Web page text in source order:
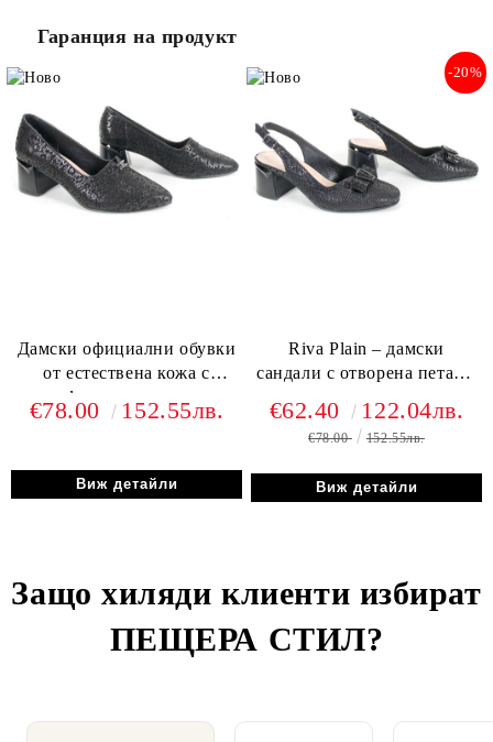
Гаранция на продукт
Дамски официални обувки
от естествена кожа с
перфорация в черно –
модел Civella
€78.00 152.55лв.
Виж детайли
Riva Plain – дамски
сандали с отворена пета от
-20%
€62.40 122.04лв.
€78.00 152.55лв.
Виж детайли
Защо хиляди клиенти избират
ПЕЩЕРА СТИЛ?